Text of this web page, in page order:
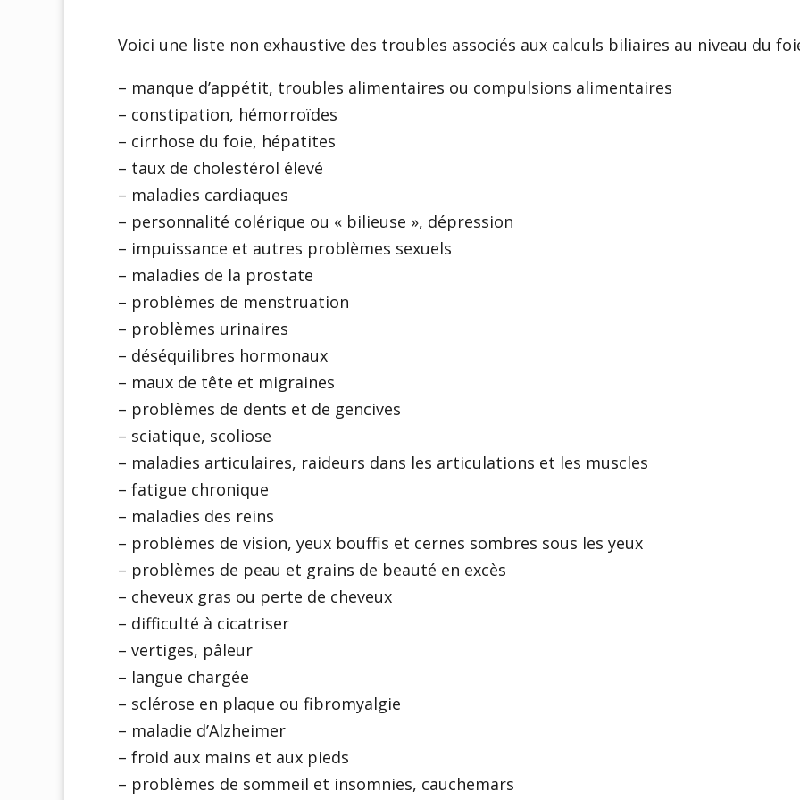
Voici une liste non exhaustive des troubles associés aux calculs biliaires au niveau du
– manque d’appétit, troubles alimentaires ou compulsions alimentaires
– constipation, hémorroïdes
– cirrhose du foie, hépatites
– taux de cholestérol élevé
– maladies cardiaques
– personnalité colérique ou « bilieuse », dépression
– impuissance et autres problèmes sexuels
– maladies de la prostate
– problèmes de menstruation
– problèmes urinaires
– déséquilibres hormonaux
– maux de tête et migraines
– problèmes de dents et de gencives
– sciatique, scoliose
– maladies articulaires, raideurs dans les articulations et les muscles
– fatigue chronique
– maladies des reins
– problèmes de vision, yeux bouffis et cernes sombres sous les yeux
– problèmes de peau et grains de beauté en excès
– cheveux gras ou perte de cheveux
– difficulté à cicatriser
– vertiges, pâleur
– langue chargée
– sclérose en plaque ou fibromyalgie
– maladie d’Alzheimer
– froid aux mains et aux pieds
– problèmes de sommeil et insomnies, cauchemars